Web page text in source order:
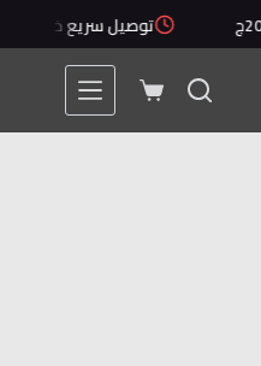
توصيل سريع خلال 1 - 5 أيام
عربة